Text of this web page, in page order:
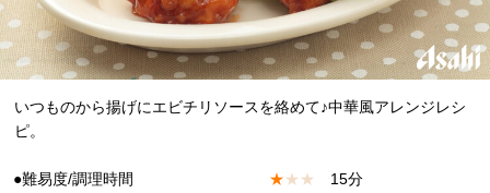
いつものから揚げにエビチリソースを絡めて♪中華風アレンジレシ
ピ。
●難易度/調理時間 ★★ ★
15分